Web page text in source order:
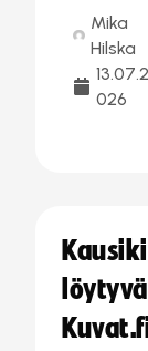
Mika
Hilska
13.07.2
026